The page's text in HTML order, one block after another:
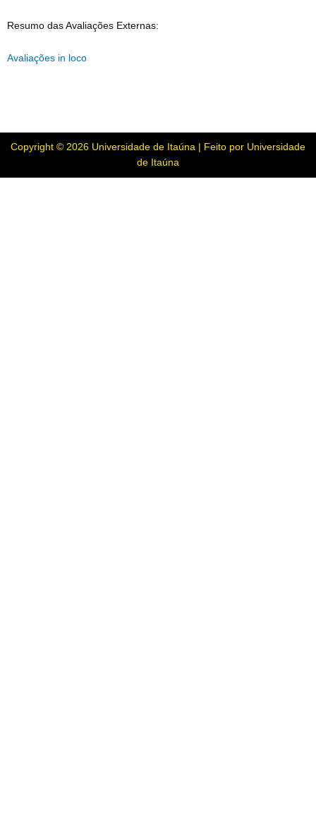
Resumo das Avaliações Externas:
Avaliações in loco
Copyright © 2026 Universidade de Itaúna | Feito por Universidade
de Itaúna